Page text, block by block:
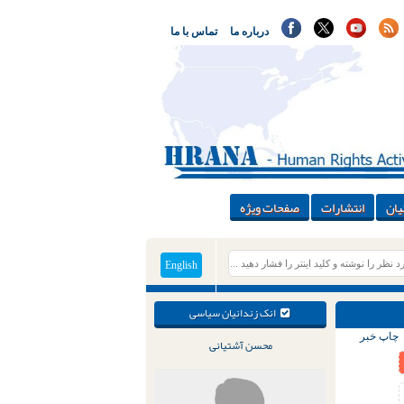
تماس با ما درباره ما
انتشارات صفحات ویژه
English
انک زندانیان سیاسی
محسن آشتیانی
چاپ خبر